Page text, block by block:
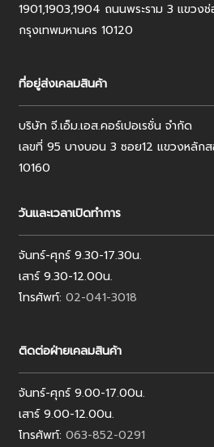
1901,1903,1904 ถนนพระราม 3 แขวง
กรุงเทพมหานคร 10120
ที่อยู่ส่งเคลมสินค้า
บริษัท จี.เอ็ม.เอส.คอร์เปอเรชั่น จำกัด
เลขที่ 95 บางบอน 3 ซอย12 แขวงหลัก
10160
วันและเวลาเปิดทำการ
จันทร์-ศุกร์ 9.30-17.30น.
เสาร์ 9.30-12.00น.
โทรศัพท์: 02-041-3018
ติดต่อฝ่ายเคลมสินค้า
จันทร์-ศุกร์ 9.00-17.00น.
เสาร์ 9.00-12.00น.
โทรศัพท์: 063-852-0291